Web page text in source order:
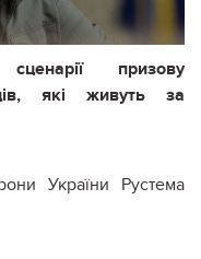
призову
які живуть за
України Рустема